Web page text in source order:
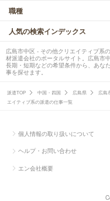
職種
人気の検索インデックス
広島市中区 - その他クリエイティブ系
材派遣会社のポータルサイト。広島市
長期・短期などの希望条件から、あな
事を探せます。
派遣TOP 中国・四国 広島県 広島
エイティブ系の派遣の仕事一覧
個人情報の取り扱いについて
ヘルプ・お問い合わせ
エン会社概要